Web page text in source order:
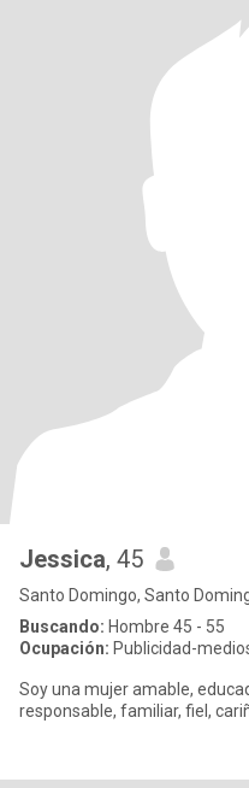
Jessica, 45
Santo Domingo, Santo
Buscando: Hombre 45 - 55
Ocupación: Publicidad-
Soy una mujer amable,
responsable, familiar, fiel,